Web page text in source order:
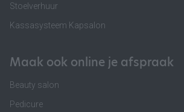
Stoelverhuur
Kassasysteem Kapsalon
Maak ook online je afspraak
Beauty salon
Pedicure